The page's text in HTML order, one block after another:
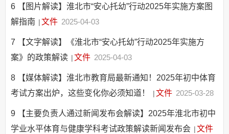
6
【图片解读】淮北市“安心托幼”行动2025年实施方案图
解指南 |文件 2025-04-03
7
【文字解读】《淮北市“安心托幼”行动2025年实施方
案》的政策解读 |文件 2025-04-03
8
【媒体解读】淮北市教育局最新通知！2025年初中体育
考试方案出炉，这些变化你必须知道！
|文件 2025-03-28
9
【主要负责人通过新闻发布会解读】2025年淮北市初中
学业水平体育与健康学科考试政策解读新闻发布会 |文件